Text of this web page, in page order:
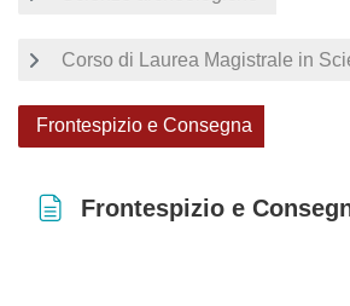
Corso di Laurea Magistrale in
Frontespizio e Consegna
Frontespizio e